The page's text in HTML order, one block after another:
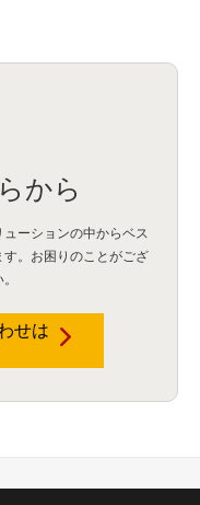
から
ーションの中からベス
す。お困りのことがござ
せは